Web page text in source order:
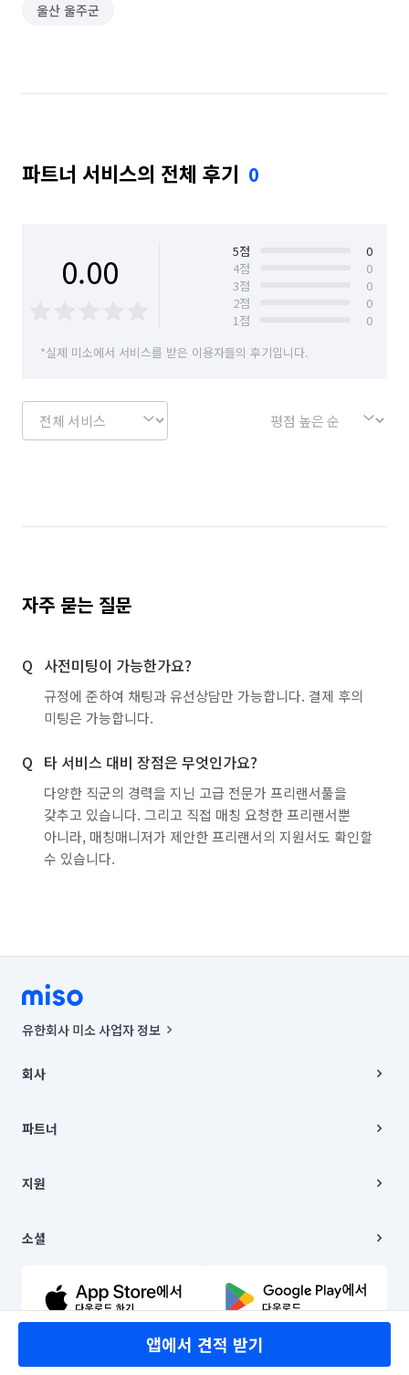
울산 울주군
파트너 서비스의 전체 후기 0
0.00 5점
0
4점
0
3점
0
2점
0
1점
0
*실제 미소에서 서비스를 받은 이용자들의 후기입니다.
자주 묻는 질문
사전미팅이 가능한가요?
규정에 준하여 채팅과 유선상담만 가능합니다. 결제 후의
미팅은 가능합니다.
타 서비스 대비 장점은 무엇인가요?
다양한 직군의 경력을 지닌 고급 전문가 프리랜서풀을
갖추고 있습니다. 그리고 직접 매칭 요청한 프리랜서뿐
아니라, 매칭매니저가 제안한 프리랜서의 지원서도 확인할
수 있습니다.
앱에서 견적 받기
유한회사 미소 사업자 정보
00019 |
주소 | 본사: 서울특별시 종로구 율곡로 6(중학동, 트윈트리빌딩) B동 5층
컨택센터 : 서울특별시 종로구 수송동 율곡로 24, 7층, 8층 미소
상품, 상품정보, 거래에 관한 의무와 책임은 거래당사자에게 있습니다.
언론 보도 관련 문의:
© 유한회사 미소. Miso, Inc. All Rights Reserved.
회사
채용
파트너
이사
지원
이용약관
문의하기
소셜
유튜브